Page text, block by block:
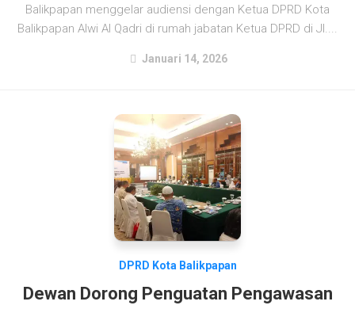
Balikpapan menggelar audiensi dengan Ketua DPRD Kota
Balikpapan Alwi Al Qadri di rumah jabatan Ketua DPRD di Jl....
Januari 14, 2026
DPRD Kota Balikpapan
Dewan Dorong Penguatan Pengawasan